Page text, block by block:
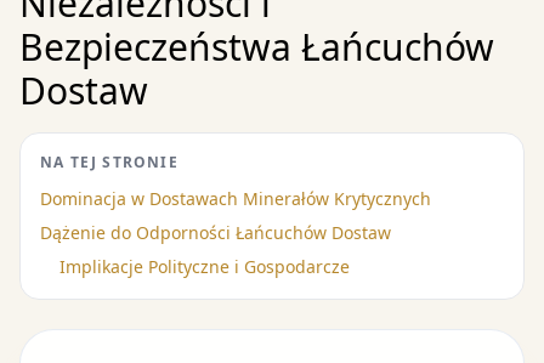
Bezpieczeństwa Łańcuchów
Dostaw
NA TEJ STRONIE
Dominacja w Dostawach Minerałów Krytycznych
Dążenie do Odporności Łańcuchów Dostaw
Implikacje Polityczne i Gospodarcze